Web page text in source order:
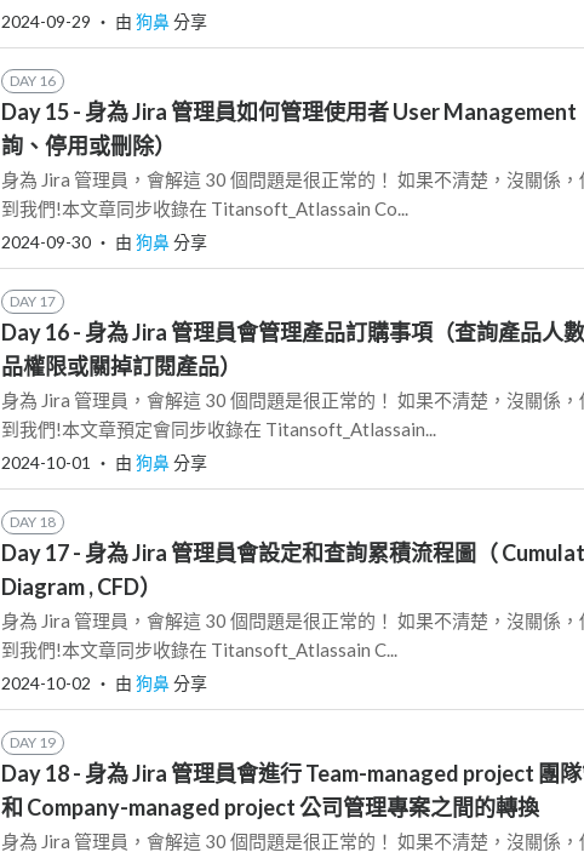
2024-09-29 ‧ 由 狗鼻分享
DAY 16
Day 15 - 身為 Jira 管理員如何管理使用者 User
詢、停用或刪除）
身為 Jira 管理員，會解這 30 個問題是很正常的！ 如果不清楚，沒關係
到我們!本文章同步收錄在 Titansoft_Atlassain Co...
2024-09-30 ‧ 由 狗鼻分享
DAY 17
Day 16 - 身為 Jira 管理員會管理產品訂購事項（查詢產品人
品權限或關掉訂閱產品）
身為 Jira 管理員，會解這 30 個問題是很正常的！ 如果不清楚，沒關係
到我們!本文章預定會同步收錄在 Titansoft_Atlassain...
2024-10-01 ‧ 由 狗鼻分享
DAY 18
Day 17 - 身為 Jira 管理員會設定和查詢累積流程圖（
Diagram , CFD）
身為 Jira 管理員，會解這 30 個問題是很正常的！ 如果不清楚，沒關係
到我們!本文章同步收錄在 Titansoft_Atlassain C...
2024-10-02 ‧ 由 狗鼻分享
DAY 19
Day 18 - 身為 Jira 管理員會進行 Team-managed project 團
和 Company-managed project 公司管理專案之間的轉換
身為 Jira 管理員，會解這 30 個問題是很正常的！ 如果不清楚，沒關係